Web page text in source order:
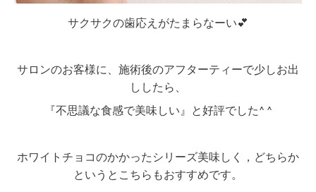
サクサクの歯応えがたまらなーい💕
サロンのお客様に、施術後のアフターティーで少しお出
ししたら、
『不思議な食感で美味しい』と好評でした^ ^
ホワイトチョコのかかったシリーズ美味しく，どちらか
というとこちらもおすすめです。